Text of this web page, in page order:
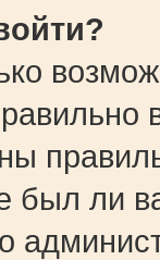
был ли